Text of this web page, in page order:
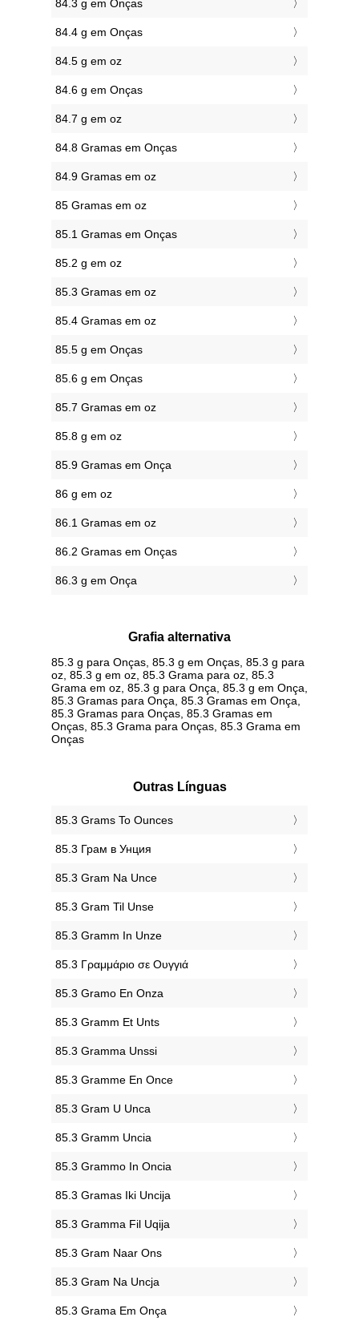
84.3 g em Onças
84.4 g em Onças
84.5 g em oz
84.6 g em Onças
84.7 g em oz
84.8 Gramas em Onças
84.9 Gramas em oz
85 Gramas em oz
85.1 Gramas em Onças
85.2 g em oz
85.3 Gramas em oz
85.4 Gramas em oz
85.5 g em Onças
85.6 g em Onças
85.7 Gramas em oz
85.8 g em oz
85.9 Gramas em Onça
86 g em oz
86.1 Gramas em oz
86.2 Gramas em Onças
86.3 g em Onça
Grafia alternativa
85.3 g para Onças, 85.3 g em Onças, 85.3 g para
oz, 85.3 g em oz, 85.3 Grama para oz, 85.3
Grama em oz, 85.3 g para Onça, 85.3 g em Onça,
85.3 Gramas para Onça, 85.3 Gramas em Onça,
85.3 Gramas para Onças, 85.3 Gramas em
Onças, 85.3 Grama para Onças, 85.3 Grama em
Onças
Outras Línguas
‎85.3 Grams To Ounces
‎85.3 Грам в Унция
‎85.3 Gram Na Unce
‎85.3 Gram Til Unse
‎85.3 Gramm In Unze
‎85.3 Γραμμάριο σε Ουγγιά
‎85.3 Gramo En Onza
‎85.3 Gramm Et Unts
‎85.3 Gramma Unssi
‎85.3 Gramme En Once
‎85.3 Gram U Unca
‎85.3 Gramm Uncia
‎85.3 Grammo In Oncia
‎85.3 Gramas Iki Uncija
‎85.3 Gramma Fil Uqija
‎85.3 Gram Naar Ons
‎85.3 Gram Na Uncja
‎85.3 Grama Em Onça